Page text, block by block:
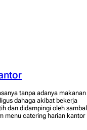
tanpa adanya makanan
dahaga akibat bekerja
dan didampingi oleh sambal
menu catering harian kantor